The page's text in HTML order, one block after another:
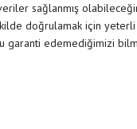
sağlanmış
doğrulamak için
garanti edemediğimizi